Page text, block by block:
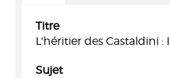
Titre
L'héritier des Castaldini
Sujet